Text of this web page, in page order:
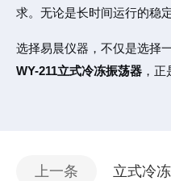
求。无论是长时间运行的稳
选择易晨仪器，不仅是选择
WY-211立式冷冻振荡器 ，
上一条 立式冷